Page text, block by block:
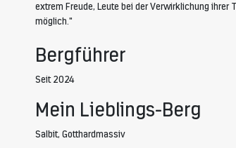
extrem Freude, Leute bei der Verwirklichung ihrer
möglich."
Bergführer
Seit 2024
Mein Lieblings-Berg
Salbit, Gotthardmassiv